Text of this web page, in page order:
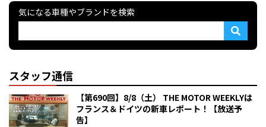
気になる車種やブランドを検索
スタッフ通信
【第690回】8/8（土） THE MOTOR WEEKLYは
フランス＆ドイツの新車レポート！【放送予
告】